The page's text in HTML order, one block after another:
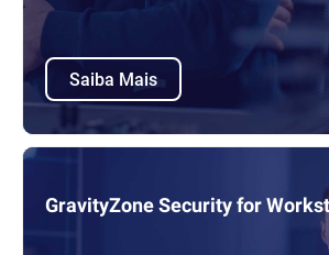
Saiba Mais
GravityZone Security for